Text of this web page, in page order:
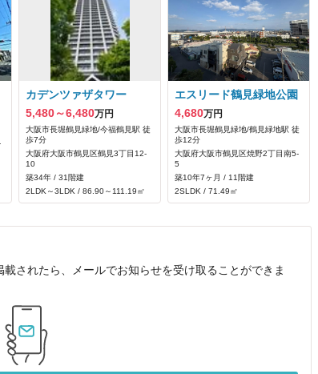
カデンツァザタワー
5,480～6,480万円
大阪市長堀鶴見緑地/今福鶴見駅 徒
歩7分
大阪府大阪市鶴見区鶴見3丁目12-
10
築34年 / 31階建
2LDK～3LDK / 86.90～111.19㎡
エスリード鶴見緑地公園
4,680万円
大阪市長堀鶴見緑地/鶴見緑地駅 徒
歩12分
大阪府大阪市鶴見区焼野2丁目南5-
5
築10年7ヶ月 / 11階建
2SLDK / 71.49㎡
されたら、メールでお知らせを受け取ることができま